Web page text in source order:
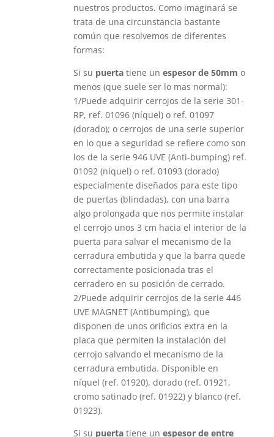
nuestros productos. Como imaginará se
trata de una circunstancia bastante
común que resolvemos de diferentes
formas:
Si su puertatiene un espesor de 50mm o
menos (que suele ser lo mas normal):
1/Puede adquirir cerrojos de la serie 301-
RP, ref. 01096 (níquel) o ref. 01097
(dorado); o cerrojos de una serie superior
en lo que a seguridad se refiere como son
los de la serie 946 UVE (Anti-bumping) ref.
01092 (níquel) o ref. 01093 (dorado)
especialmente diseñados para este tipo
de puertas (blindadas), con una barra
algo prolongada que nos permite instalar
el cerrojo unos 3 cm hacia el interior de la
puerta para salvar el mecanismo de la
cerradura embutida y que la barra quede
correctamente posicionada tras el
cerradero en su posición de cerrado.
2/Puede adquirir cerrojos de la serie 446
UVE MAGNET (Antibumping), que
disponen de unos orificios extra en la
placa que permiten la instalación del
cerrojo salvando el mecanismo de la
cerradura embutida. Disponible en
níquel (ref. 01920), dorado (ref. 01921,
cromo satinado (ref. 01922) y blanco (ref.
01923).
Si su puertatiene un espesor de entre